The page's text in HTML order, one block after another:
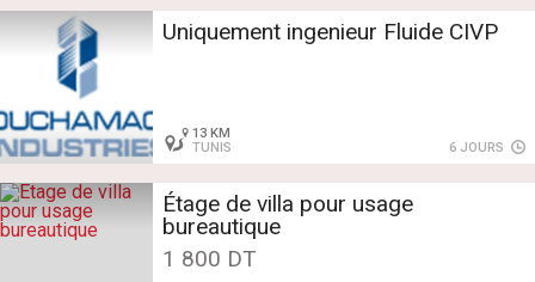
Appartement moderne à Radès –
Wi-Fi, climatisation et chauffage
Uniquement ingenieur Fluide CIVP
13 KM
TUNIS
6 JOURS
Étage de villa pour usage
bureautique
1 800 DT